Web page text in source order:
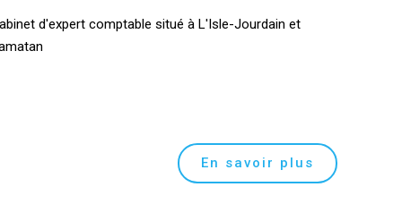
d'expert comptable situé à L'Isle-Jourdain et
En savoir plus